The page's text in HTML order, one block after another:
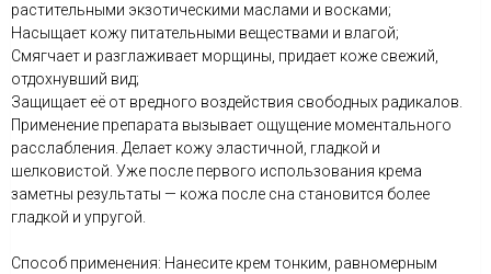
растительными экзотическими маслами и восками;
Насыщает кожу питательными веществами и влагой;
Смягчает и разглаживает морщины, придает коже свежий,
отдохнувший вид;
Защищает её от вредного воздействия свободных радикалов.
Применение препарата вызывает ощущение моментального
расслабления. Делает кожу эластичной, гладкой и
шелковистой. Уже после первого использования крема
заметны результаты — кожа после сна становится более
гладкой и упругой.
Способ применения: Нанесите крем тонким, равномерным